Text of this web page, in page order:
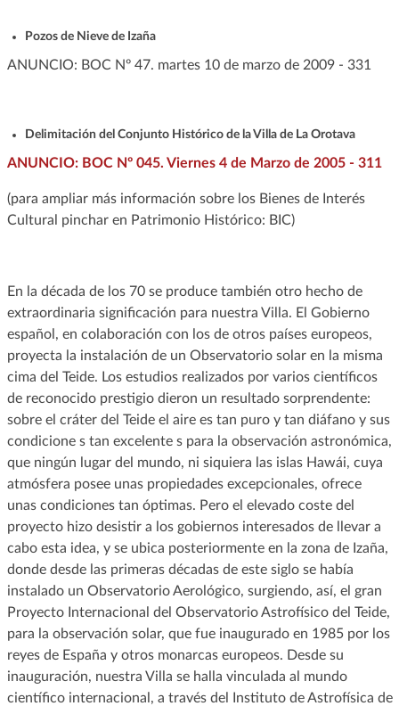
Pozos de Nieve de Izaña
ANUNCIO: BOC Nº 47. martes 10 de marzo de 2009 - 331
Delimitación del Conjunto Histórico de la Villa de La Orotava
ANUNCIO: BOC Nº 045. Viernes 4 de Marzo de 2005 - 311
(para ampliar más información sobre los Bienes de Interés
Cultural pinchar en Patrimonio Histórico: BIC)
En la década de los 70 se produce también otro hecho de
extraordinaria significación para nuestra Villa. El Gobierno
español, en colaboración con los de otros países europeos,
proyecta la instalación de un Observatorio solar en la misma
cima del Teide. Los estudios realizados por varios científicos
de reconocido prestigio dieron un resultado sorprendente:
sobre el cráter del Teide el aire es tan puro y tan diáfano y sus
condicione s tan excelente s para la observación astronómica,
que ningún lugar del mundo, ni siquiera las islas Hawái, cuya
atmósfera posee unas propiedades excepcionales, ofrece
unas condiciones tan óptimas. Pero el elevado coste del
proyecto hizo desistir a los gobiernos interesados de llevar a
cabo esta idea, y se ubica posteriormente en la zona de Izaña,
donde desde las primeras décadas de este siglo se había
instalado un Observatorio Aerológico, surgiendo, así, el gran
Proyecto Internacional del Observatorio Astrofísico del Teide,
para la observación solar, que fue inaugurado en 1985 por los
reyes de España y otros monarcas europeos. Desde su
inauguración, nuestra Villa se halla vinculada al mundo
científico internacional, a través del Instituto de Astrofísica de